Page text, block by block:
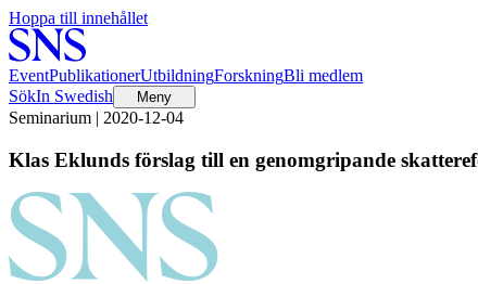
Hoppa till innehållet
EventPublikationerUtbildningForskningBli medlem
SökIn Swedish Meny
Seminarium | 2020-12-04
Klas Eklunds förslag till en genomgripande